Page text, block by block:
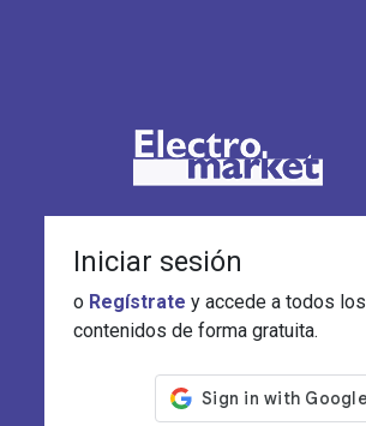
Iniciar sesión
o Regístrate y accede a todos los
contenidos de forma gratuita.